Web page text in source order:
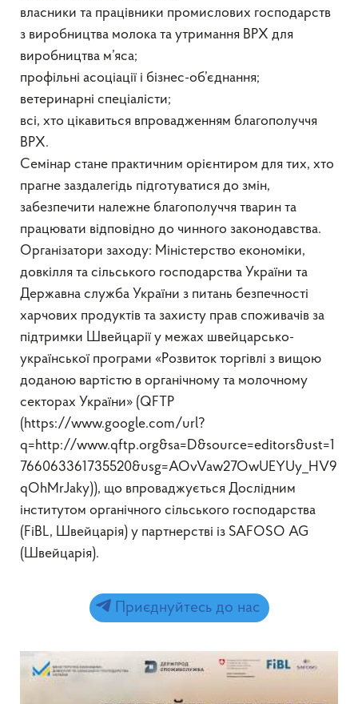
власники та працівники промислових господарств
з виробництва молока та утримання ВРХ для
виробництва м’яса;
профільні асоціації і бізнес-об’єднання;
ветеринарні спеціалісти;
всі, хто цікавиться впровадженням благополуччя
ВРХ.
Семінар стане практичним орієнтиром для тих, хто
прагне заздалегідь підготуватися до змін,
забезпечити належне благополуччя тварин та
працювати відповідно до чинного законодавства.
Організатори заходу: Міністерство економіки,
довкілля та сільського господарства України та
Державна служба України з питань безпечності
харчових продуктів та захисту прав споживачів за
підтримки Швейцарії у межах швейцарсько-
української програми «Розвиток торгівлі з вищою
доданою вартістю в органічному та молочному
секторах України» (QFTP
(https://www.google.com/url?
q=http://www.qftp.org&sa=D&source=editors&ust=1
766063361735520&usg=AOvVaw27OwUEYUy_HV9
qOhMrJaky)), що впроваджується Дослідним
інститутом органічного сільського господарства
(FiBL, Швейцарія) у партнерстві із SAFOSO AG
(Швейцарія).
Приєднуйтесь до нас